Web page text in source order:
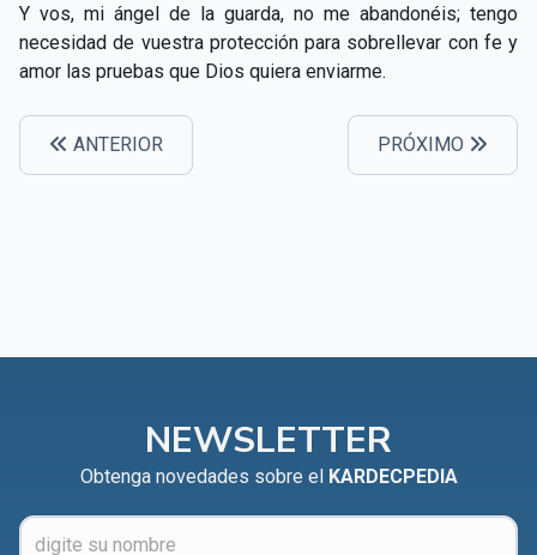
CAPÍTULO XXIV - No pongáis la lámpara debajo del
celemín
▸
CAPÍTULO XXVI - Dad gratuitamente lo que recibís
▸
Y vos, mi ángel de la guarda, no me abandonéis; tengo
necesidad de vuestra protección para sobrellevar con fe y
amor las pruebas que Dios quiera enviarme.
ANTERIOR PRÓXIMO
NEWSLETTER
Obtenga novedades sobre el KARDECPEDIA